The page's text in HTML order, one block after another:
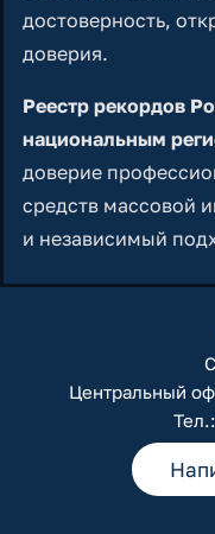
достоверность,
доверия.
Реестр рекордов
национальным
доверие
средств массовой
и независимый
Центральный
Тел.: